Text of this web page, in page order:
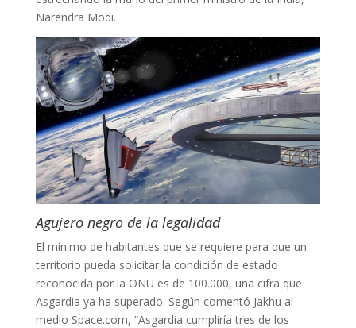
Narendra Modi.
Agujero negro de la legalidad
El mínimo de habitantes que se requiere para que un
territorio pueda solicitar la condición de estado
reconocida por la ONU es de 100.000, una cifra que
Asgardia ya ha superado. Según comentó Jakhu al
medio Space.com, “Asgardia cumpliría tres de los